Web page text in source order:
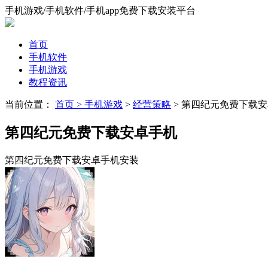
手机游戏/手机软件/手机app免费下载安装平台
首页
手机软件
手机游戏
教程资讯
当前位置： 首页 > 手机游戏 > 经营策略 > 第四纪元免费下载
第四纪元免费下载安卓手机
第四纪元免费下载安卓手机安装